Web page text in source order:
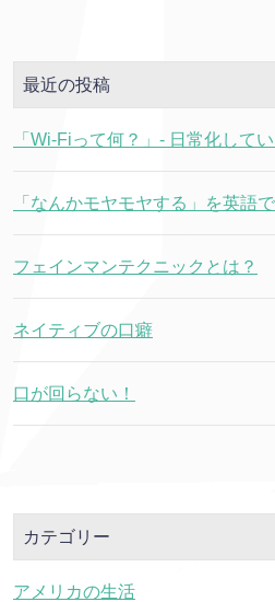
最近の投稿
「Wi-Fiって何？」- 日常化して
「なんかモヤモヤする」を英語
フェインマンテクニックとは？
ネイティブの口癖
口が回らない！
カテゴリー
アメリカの生活